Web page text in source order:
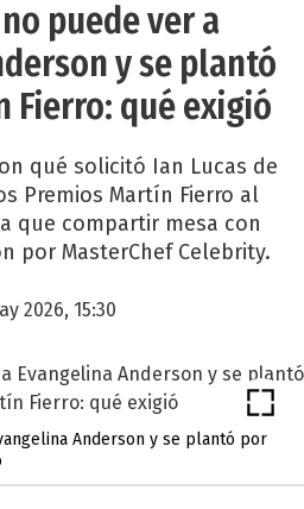
puede ver a
y se plantó
Fierro: qué exigió
qué solicitó Ian Lucas de
Premios Martín Fierro al
que compartir mesa con
por MasterChef Celebrity.
2026, 15:30
Anderson y se plantó por